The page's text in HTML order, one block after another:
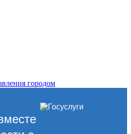
городом